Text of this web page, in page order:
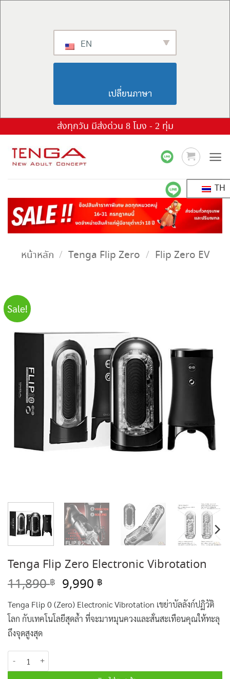
EN
เนื้อหา
ส่งทุกวัน มีส่งด่วน 8 โมง - 2 ทุ่ม
TH
หน้าหลัก / Tenga Flip Zero / Flip Zero EV
Sale!
Tenga Flip Zero Electronic Vibrotation
11,890฿ Original
price
was:
11,890 ฿.
9,990 ฿
is:
9,990 ฿.
Tenga Flip 0 (Zero) Electronic Vibrotation เขย่าบัลลังก์ปฏิวัติ
โลก กับเทคโนโลยีสุดล้ำ ที่จะมาหมุนควงและสั่นสะเทือนคุณให้ทะลุ
ถึงจุดสูงสุด
จำนวน Tenga Flip Zero Electronic Vibrotation ชิ้น